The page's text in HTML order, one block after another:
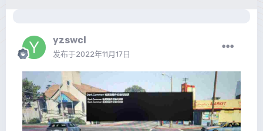
yzswcl
发布于2022年11月17日